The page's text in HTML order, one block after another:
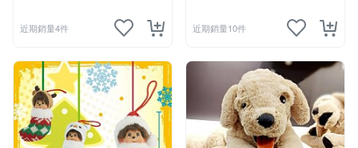
近期銷量4件 近期銷量10件